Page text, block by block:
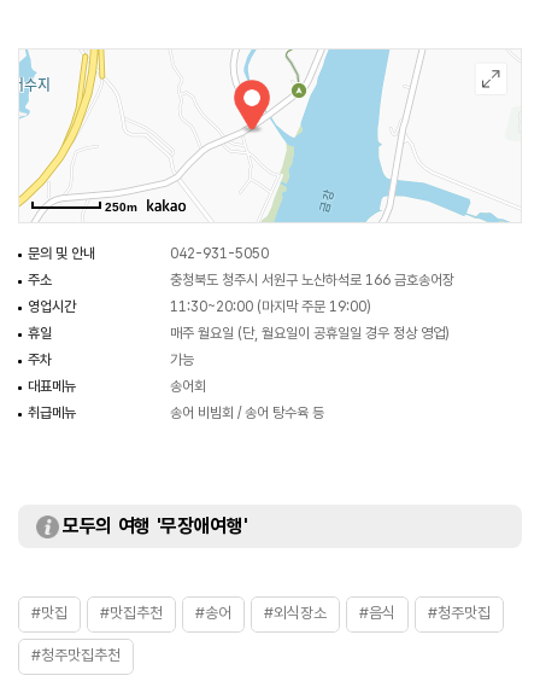
250m
문의 및 안내
042-931-5050
주소
충청북도 청주시 서원구 노산하석로 166 금호송어장
영업시간
11:30~20:00 (마지막 주문 19:00)
휴일
매주 월요일 (단, 월요일이 공휴일일 경우 정상 영업)
주차
가능
대표메뉴
송어회
취급메뉴
송어 비빔회 / 송어 탕수육 등
모두의 여행 '무장애여행'
#맛집 #맛집추천 #송어 #외식장소 #음식 #청주맛집
#청주맛집추천